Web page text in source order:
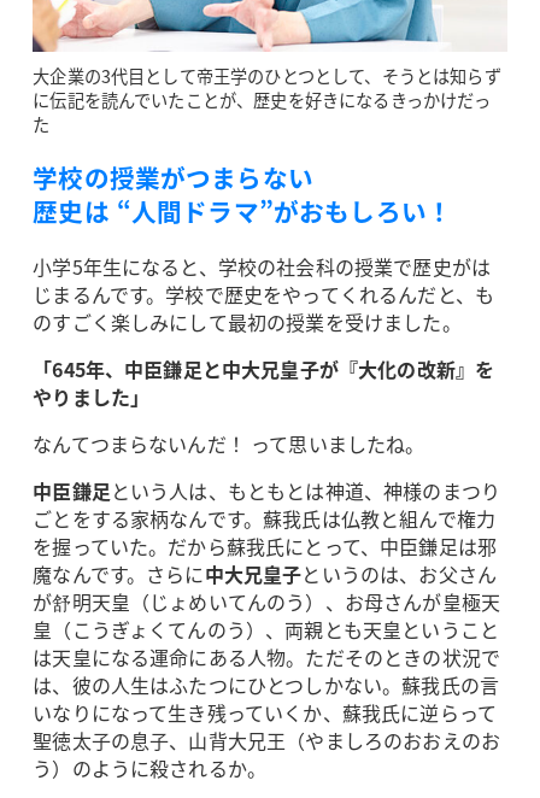
大企業の3代目として帝王学のひとつとして、そうとは知らず
に伝記を読んでいたことが、歴史を好きになるきっかけだっ
た
学校の授業がつまらない
歴史は “人間ドラマ”がおもしろい！
小学5年生になると、学校の社会科の授業で歴史がは
じまるんです。学校で歴史をやってくれるんだと、も
のすごく楽しみにして最初の授業を受けました。
「645年、中臣鎌足と中大兄皇子が『大化の改新』を
やりました」
なんてつまらないんだ！ って思いましたね。
中臣鎌足という人は、もともとは神道、神様のまつり
ごとをする家柄なんです。蘇我氏は仏教と組んで権力
を握っていた。だから蘇我氏にとって、中臣鎌足は邪
魔なんです。さらに中大兄皇子というのは、お父さん
が舒明天皇（じょめいてんのう）、お母さんが皇極天
皇（こうぎょくてんのう）、両親とも天皇ということ
は天皇になる運命にある人物。ただそのときの状況で
は、彼の人生はふたつにひとつしかない。蘇我氏の言
いなりになって生き残っていくか、蘇我氏に逆らって
聖徳太子の息子、山背大兄王（やましろのおおえのお
う）のように殺されるか。